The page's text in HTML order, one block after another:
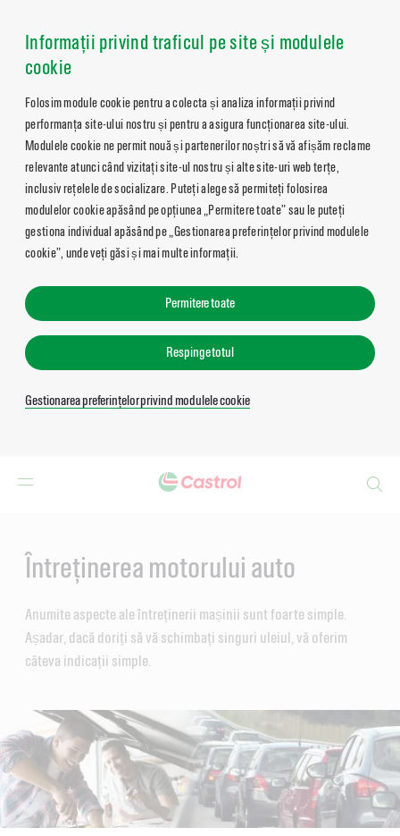
Informații privind traficul pe site și modulele
cookie
Folosim module cookie pentru a colecta și analiza informații privind
performanța site-ului nostru și pentru a asigura funcționarea site-ului.
Modulele cookie ne permit nouă și partenerilor noștri să vă afișăm reclame
relevante atunci când vizitați site-ul nostru și alte site-uri web terțe,
inclusiv rețelele de socializare. Puteți alege să permiteți folosirea
modulelor cookie apăsând pe opțiunea „Permitere toate” sau le puteți
gestiona individual apăsând pe „Gestionarea preferințelor privind modulele
cookie”, unde veți găsi și mai multe informații.
Permitere toate
Respinge totul
Gestionarea preferințelor privind modulele cookie
Întreținerea motorului auto
Anumite aspecte ale întreținerii mașinii sunt foarte simple.
Așadar, dacă doriți să vă schimbați singuri uleiul, vă oferim
câteva indicații simple.